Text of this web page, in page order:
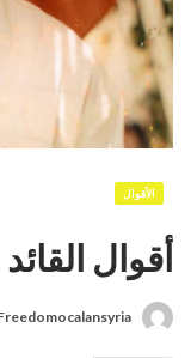
الأقوال
أقوال القائد